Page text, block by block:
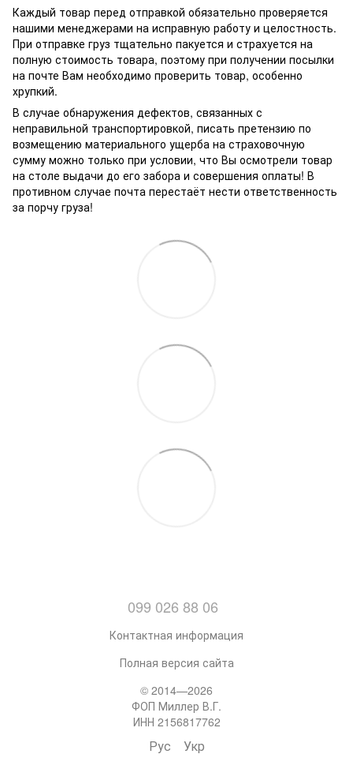
Каждый товар перед отправкой обязательно проверяется
нашими менеджерами на исправную работу и целостность.
При отправке груз тщательно пакуется и страхуется на
полную стоимость товара, поэтому при получении посылки
на почте Вам необходимо проверить товар, особенно
хрупкий.
В случае обнаружения дефектов, связанных с
неправильной транспортировкой, писать претензию по
возмещению материального ущерба на страховочную
сумму можно только при условии, что Вы осмотрели товар
на столе выдачи до его забора и совершения оплаты! В
противном случае почта перестаёт нести ответственность
за порчу груза!
099 026 88 06
Контактная информация
Полная версия сайта
© 2014—2026
ФОП Миллер В.Г.
ИНН 2156817762
Рус Укр